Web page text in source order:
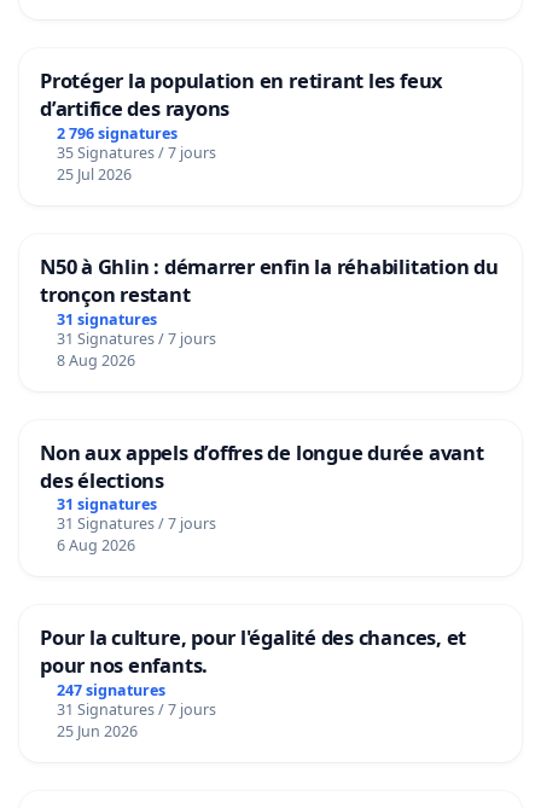
Protéger la population en retirant les feux
d’artifice des rayons
2 796 signatures
35 Signatures / 7 jours
25 Jul 2026
N50 à Ghlin : démarrer enfin la réhabilitation du
tronçon restant
31 signatures
31 Signatures / 7 jours
8 Aug 2026
Non aux appels d’offres de longue durée avant
des élections
31 signatures
31 Signatures / 7 jours
6 Aug 2026
Pour la culture, pour l'égalité des chances, et
pour nos enfants.
247 signatures
31 Signatures / 7 jours
25 Jun 2026